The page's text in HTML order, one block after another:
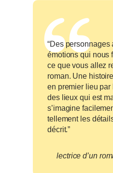
“Des personnages
émotions qui nous
ce que vous allez
roman. Une
en premier lieu par
des lieux qui est
s’imagine
tellement les
décrit.”
lectrice d’un